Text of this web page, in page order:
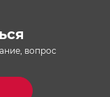
вопрос